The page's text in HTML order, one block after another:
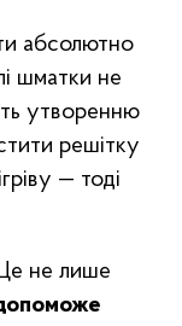
абсолютно
шматки не
утворенню
решітку
— тоді
не лише